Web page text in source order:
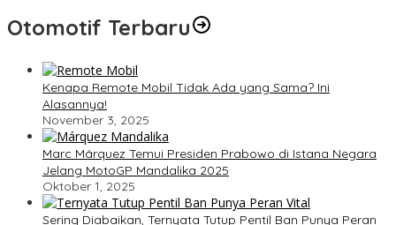
Otomotif Terbaru
Kenapa Remote Mobil Tidak Ada yang Sama? Ini
Alasannya!
November 3, 2025
Marc Márquez Temui Presiden Prabowo di Istana Negara
Jelang MotoGP Mandalika 2025
Oktober 1, 2025
Sering Diabaikan, Ternyata Tutup Pentil Ban Punya Peran